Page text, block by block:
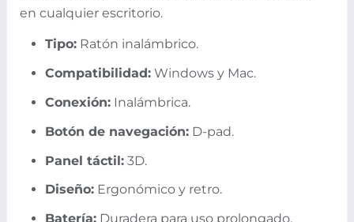
en cualquier escritorio.
Tipo: Ratón inalámbrico.
Compatibilidad: Windows y Mac.
Conexión: Inalámbrica.
Botón de navegación: D-pad.
Panel táctil: 3D.
Diseño: Ergonómico y retro.
Batería: Duradera para uso prolongado.